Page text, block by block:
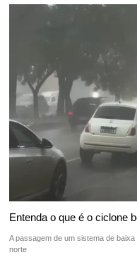
Entenda o que é o ciclone
A passagem de um sistema de
norte